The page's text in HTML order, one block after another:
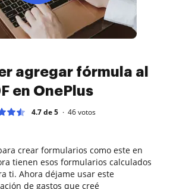
agregar fórmula al
en OnePlus
4.7 de 5 46votos
crear formularios como este en
tienen esos formularios calculados
ti. Ahora déjame usar este
de gastos que creé